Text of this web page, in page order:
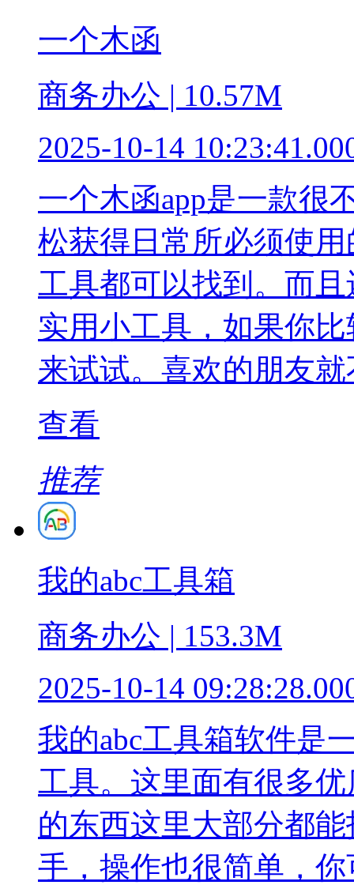
一个木函
商务办公 | 10.57M
2025-10-14
一个木函app是一款很
松获得日常所必须使
工具都可以找到。而
实用小工具，如果你
来试试。喜欢的朋友
查看
推荐
我的abc工具箱
商务办公 | 153.3M
2025-10-14
我的abc工具箱软件是
工具。这里面有很多
的东西这里大部分都
手，操作也很简单，